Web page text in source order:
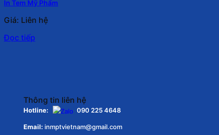
In Tem Mỹ Phẩm
Giá: Liên hệ
Đọc tiếp
Thông tin liên hệ
Hotline: 090 225 4648
Email: inmptvietnam@gmail.com